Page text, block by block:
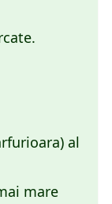
al
mare